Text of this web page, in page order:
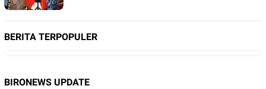
BERITA TERPOPULER
BIRONEWS UPDATE